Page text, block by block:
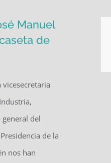
Manuel
de
del
de la
nos han